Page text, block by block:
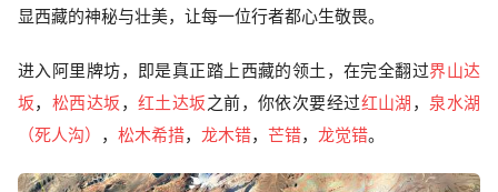
显西藏的神秘与壮美，让每一位行者都心生敬畏。
进入阿里牌坊，即是真正踏上西藏的领土，在完全翻过界山达
坂， 松西达坂 ，红土达坂之前，你依次要经过红山湖 ， 泉水湖
（死人沟）
， 松木希措， 龙木错， 芒错， 龙觉错。